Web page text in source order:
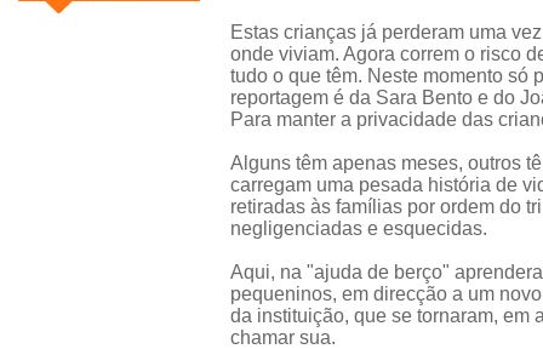
Estas crianças já perderam uma
onde viviam. Agora correm o risco
tudo o que têm. Neste momento só
reportagem é da Sara Bento e do
Para manter a privacidade das
Alguns têm apenas meses, outros
carregam uma pesada história de
retiradas às famílias por ordem do
negligenciadas e esquecidas.
Aqui, na "ajuda de berço"
pequeninos, em direcção a um
da instituição, que se tornaram, em
chamar sua.